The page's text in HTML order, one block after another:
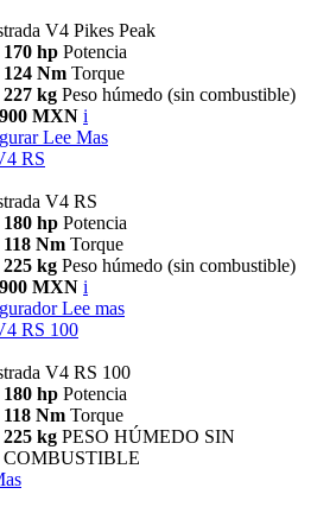
V4 Pikes Peak
170 hp Potencia
124 Nm Torque
227 kg Peso húmedo (sin combustible)
MXN i
Lee Mas
RS
V4 RS
180 hp Potencia
118 Nm Torque
225 kg Peso húmedo (sin combustible)
MXN i
Lee mas
RS 100
V4 RS 100
180 hp Potencia
118 Nm Torque
225 kg PESO HÚMEDO SIN
COMBUSTIBLE